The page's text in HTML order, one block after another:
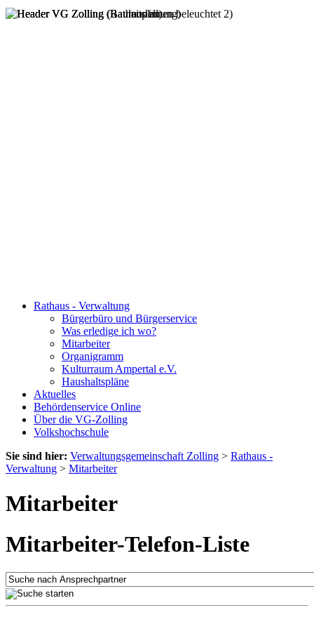
Rathaus - Verwaltung
Bürgerbüro und Bürgerservice
Was erledige ich wo?
Mitarbeiter
Organigramm
Kulturraum Ampertal e.V.
Haushaltspläne
Aktuelles
Behördenservice Online
Über die VG-Zolling
Volkshochschule
Sie sind hier: Verwaltungsgemeinschaft Zolling > Rathaus -
Verwaltung > Mitarbeiter
Mitarbeiter
Mitarbeiter-Telefon-Liste